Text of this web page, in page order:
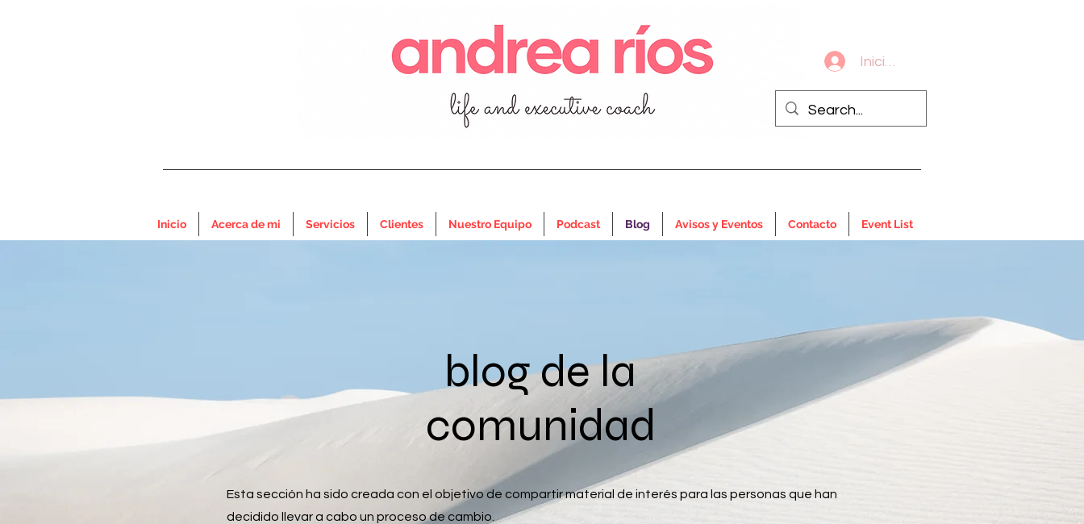
Iniciar sesión
Inicio Acerca de mi Servicios Clientes Nuestro Equipo Podcast Blog Avisos y Eventos Contacto Event List
blog de la
comunidad
Esta sección ha sido creada con el objetivo de compartir material de interés para las personas que han
decidido llevar a cabo un proceso de cambio.